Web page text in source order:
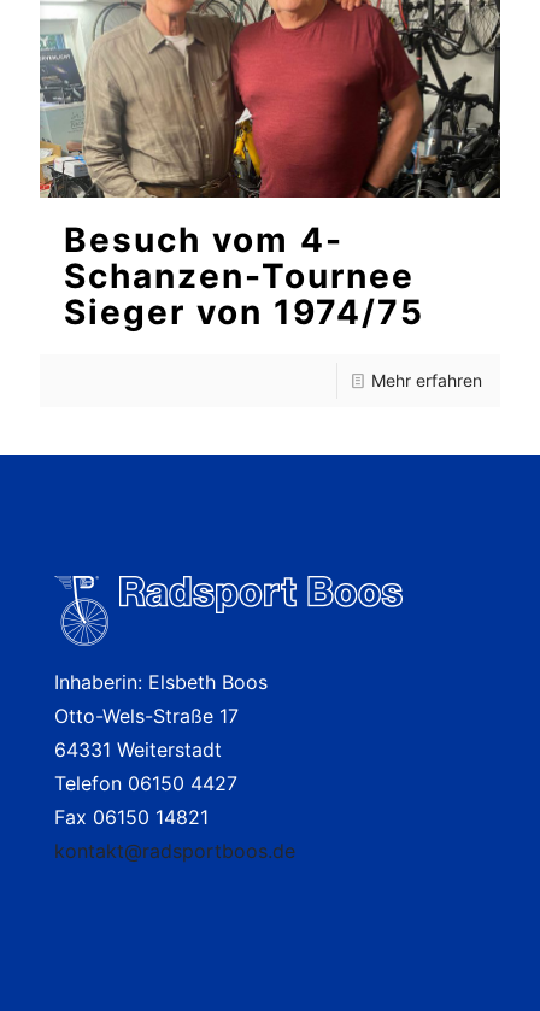
Besuch vom 4-
Schanzen-Tournee
Sieger von 1974/75
Mehr erfahren
Inhaberin: Elsbeth Boos
Otto-Wels-Straße 17
64331 Weiterstadt
Telefon 06150 4427
Fax 06150 14821
kontakt@radsportboos.de